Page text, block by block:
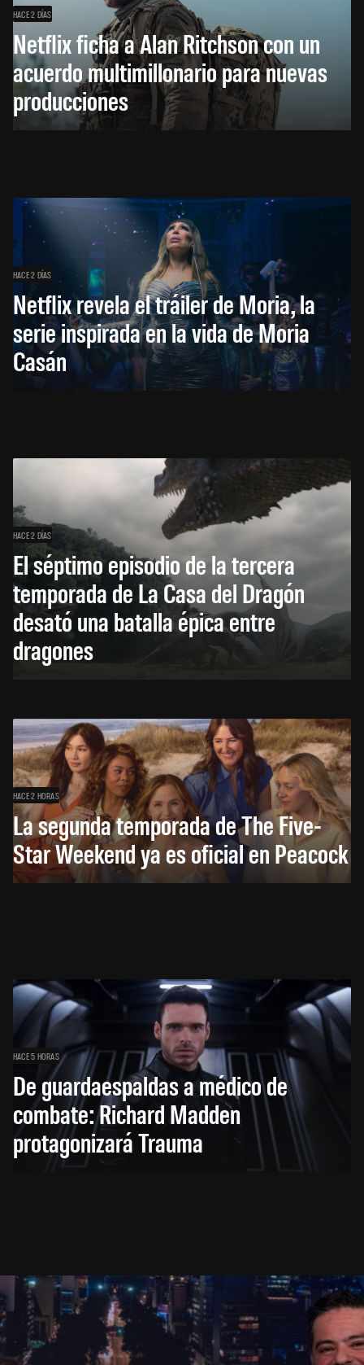
HACE 2 DÍAS
Netflix ficha a Alan Ritchson con un
acuerdo multimillonario para nuevas
producciones
HACE 2 DÍAS
Netflix revela el tráiler de Moria, la
serie inspirada en la vida de Moria
Casán
HACE 2 DÍAS
El séptimo episodio de la tercera
temporada de La Casa del Dragón
desató una batalla épica entre
dragones
HACE 2 HORAS
La segunda temporada de The Five-
Star Weekend ya es oficial en Peacock
HACE 5 HORAS
De guardaespaldas a médico de
combate: Richard Madden
protagonizará Trauma